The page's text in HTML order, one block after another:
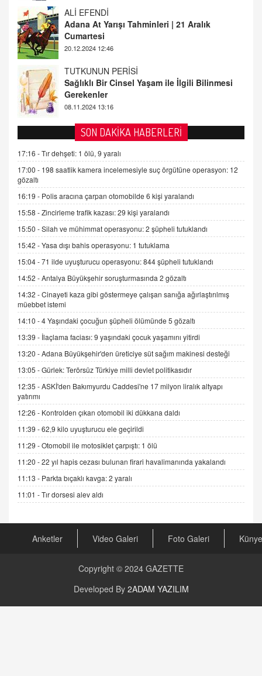
Adana At Yarışı Tahminleri | 21 Aralık
Cumartesi
20.12.2024 12:46
TUTKUNUN PERİSİ
Sağlıklı Bir Cinsel Yaşam ile İlgili Bilinmesi
Gerekenler
08.11.2024 13:16
FARUK ÖNALAN
Tezkere Onaylanmasaydı…
2 Kasım 2021 Salı 00:11
AV. DOĞAN CAN DOĞAN
gelişimi
15.09.2025 16:17
SEHER EREK
Kış Ayları Geldi, Hangi Önlemler Alınmalı?
9.12.2025 10:11
İNCİ GÜL AKÖL
Trump Keşke Adana'yı da Ziyaret Etse...
06.07.2026 13:00
ADEM AKÖL
Esed Destekçilerinin Yüzüne Vurulan Şamar:
Sednaya
DR. EKREM ASLAN
Gerçek Ne, Algı Ne? "Beraber Yürüyoruz"
Cümlesinin Peşinden
19.07.2025 12:45
GÖNÜL MENEKŞE
Şifacının Yolu
04.11.2025 12:56
AV. RÜMEYSA ÖZKALE
Kira Uyuşmazlıklarında Dava Açmadan Önce
Arabulucuya Başvuru Şartı
Değişen yapısıyla Suriye
SON DAKİKA HABERLERİ
17:16 -Tır dehşeti: 1 ölü, 9 yaralı
17:00 - 198 saatlik kamera incelemesiyle suç örgütüne operasyon: 12
gözaltı
16:19 - Polis aracına çarpan otomobilde 6 kişi yaralandı
15:58 -Zincirleme trafik kazası: 29 kişi yaralandı
15:50 -Silah ve mühimmat operasyonu: 2 şüpheli tutuklandı
15:42 -Yasa dışı bahis operasyonu: 1 tutuklama
15:04 -71 ilde uyuşturucu operasyonu: 844 şüpheli tutuklandı
14:52 -Antalya Büyükşehir soruşturmasında 2 gözaltı
14:32 -Cinayeti kaza gibi göstermeye çalışan sanığa ağırlaştırılmış
müebbet istemi
14:10 -4 Yaşındaki çocuğun şüpheli ölümünde 5 gözaltı
13:39 - İlaçlama faciası: 9 yaşındaki çocuk yaşamını yitirdi
13:20 -Adana Büyükşehir'den üreticiye süt sağım makinesi desteği
13:05 -Gürlek: Terörsüz Türkiye milli devlet politikasıdır
12:35 -ASKİ'den Bakımyurdu Caddesi'ne 17 milyon liralık altyapı
yatırımı
12:26 - Kontrolden çıkan otomobil iki dükkana daldı
11:39 -62,9 kilo uyuşturucu ele geçirildi
11:29 -Otomobil ile motosiklet çarpıştı: 1 ölü
11:20 -22 yıl hapis cezası bulunan firari havalimanında yakalandı
11:13 - Parkta bıçaklı kavga: 2 yaralı
11:01 -Tır dorsesi alev aldı
Anketler Video Galeri Foto Galeri Künye
Copyright © 2024 GAZETTE
Developed By 2ADAM YAZILIM